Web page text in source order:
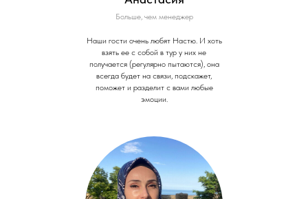
Больше, чем менеджер
Наши гости очень любят Настю. И хоть
взять ее с собой в тур у них не
получается (регулярно пытаются), она
всегда будет на связи, подскажет,
поможет и разделит с вами любые
эмоции.